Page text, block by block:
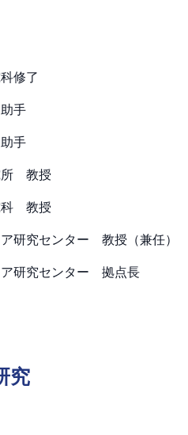
修了
手
手
所 教授
科 教授
研究センター 教授（兼任）
研究センター 拠点長
究